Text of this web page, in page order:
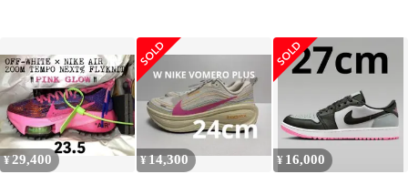
¥29,400 ¥14,300 ¥ 16,000